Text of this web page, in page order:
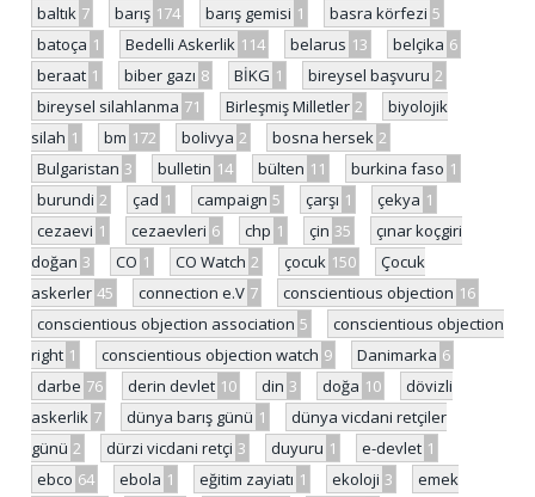
baltık 7 barış 174 barış gemisi 1 basra körfezi 5
batoça 1 Bedelli Askerlik 114 belarus 13 belçika 6
beraat 1 biber gazı 8 BİKG 1 bireysel başvuru 2
bireysel silahlanma 71 Birleşmiş Milletler 2
biyolojik
silah 1 bm 172 bolivya 2 bosna hersek 2
Bulgaristan 3 bulletin 14 bülten 11 burkina faso 1
burundi 2 çad 1 campaign 5 çarşı 1 çekya 1
cezaevi 1 cezaevleri 6 chp 1 çin 35
çınar koçgiri
doğan 3 CO 1 CO Watch 2 çocuk 150
Çocuk
askerler 45 connection e.V 7 conscientious objection 16
conscientious objection association 5
conscientious objection
right 1 conscientious objection watch 9 Danimarka 6
darbe 76 derin devlet 10 din 3 doğa 10
dövizli
askerlik 7 dünya barış günü 1
dünya vicdani retçiler
günü 2 dürzi vicdani retçi 3 duyuru 1 e-devlet 1
ebco 64 ebola 1 eğitim zayiatı 1 ekoloji 3
emek